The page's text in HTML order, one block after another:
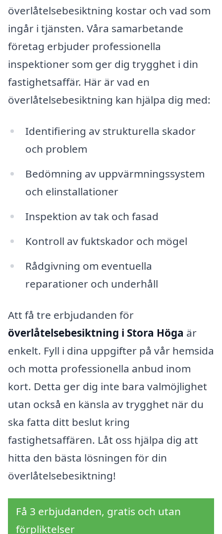
överlåtelsebesiktning kostar och vad som
ingår i tjänsten. Våra samarbetande
företag erbjuder professionella
inspektioner som ger dig trygghet i din
fastighetsaffär. Här är vad en
överlåtelsebesiktning kan hjälpa dig med:
Identifiering av strukturella skador
och problem
Bedömning av uppvärmningssystem
och elinstallationer
Inspektion av tak och fasad
Kontroll av fuktskador och mögel
Rådgivning om eventuella
reparationer och underhåll
Att få tre erbjudanden för
överlåtelsebesiktning i Stora Höga är
enkelt. Fyll i dina uppgifter på vår hemsida
och motta professionella anbud inom
kort. Detta ger dig inte bara valmöjlighet
utan också en känsla av trygghet när du
ska fatta ditt beslut kring
fastighetsaffären. Låt oss hjälpa dig att
hitta den bästa lösningen för din
överlåtelsebesiktning!
Få 3 erbjudanden, gratis och utan
förpliktelser